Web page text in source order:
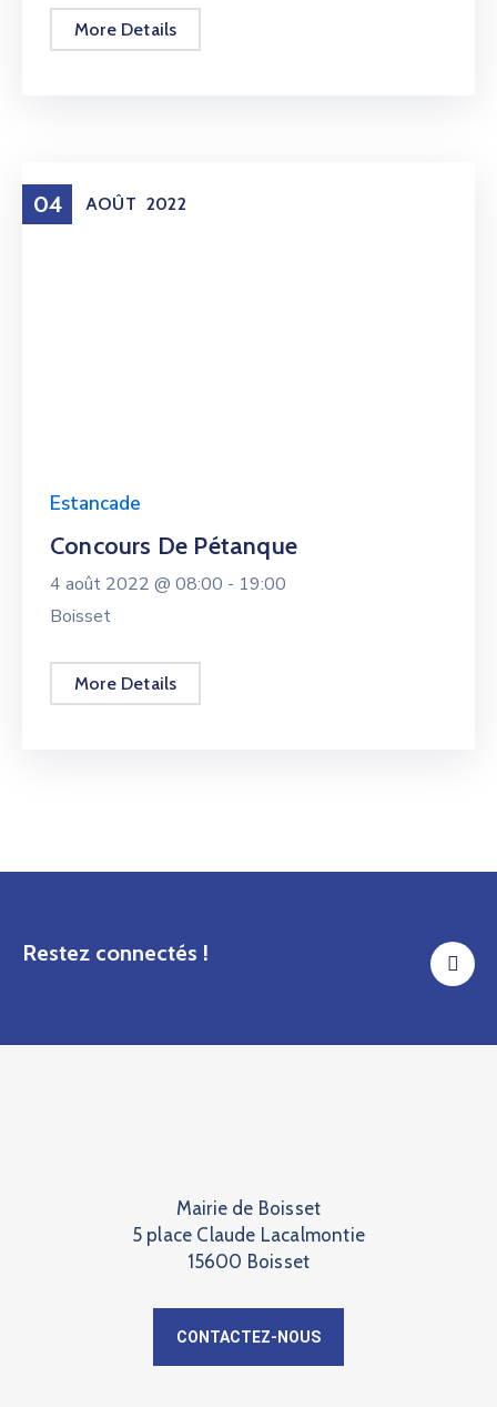
More Details
04 AOÛT 2022
Estancade
Concours De Pétanque
4 août 2022 @ 08:00 - 19:00
Boisset
More Details
Restez connectés !
Mairie de Boisset
5 place Claude Lacalmontie
15600 Boisset
CONTACTEZ-NOUS